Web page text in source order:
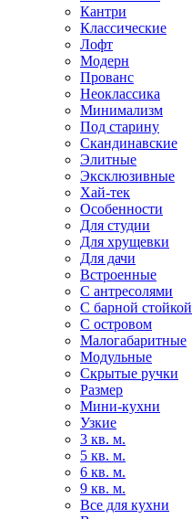
Кантри
Классические
Лофт
Модерн
Прованс
Неоклассика
Минимализм
Под старину
Скандинавские
Элитные
Эксклюзивные
Хай-тек
Особенности
Для студии
Для хрущевки
Для дачи
Встроенные
С антресолями
С барной стойкой
С островом
Малогабаритные
Модульные
Скрытые ручки
Размер
Мини-кухни
Узкие
3 кв. м.
5 кв. м.
6 кв. м.
9 кв. м.
Все для кухни